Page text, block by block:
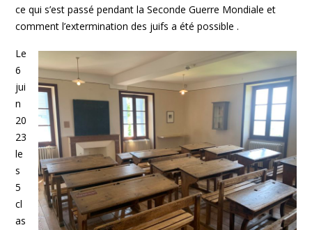
ce qui s’est passé pendant la Seconde Guerre Mondiale et
comment l’extermination des juifs a été possible .
Le
6
jui
n
20
23
le
s
5
cl
as